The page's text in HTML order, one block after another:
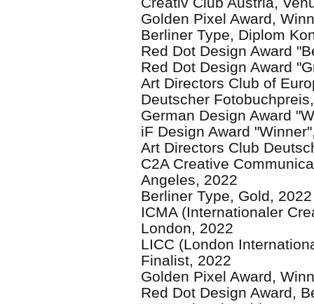
Golden Pixel Award,
Berliner Type, Diplom
Red Dot Design Award
Red Dot Design Award
Art Directors Club of
Deutscher
German Design Award
iF Design Award
Art Directors Club
C2A Creative
Angeles, 2022
Berliner Type, Gold, 2022
ICMA (Internationaler
London, 2022
LICC (London
Finalist, 2022
Golden Pixel Award,
Red Dot Design Award,